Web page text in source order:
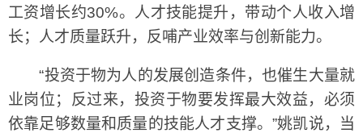
工资增长约30%。人才技能提升，带动个人收入增
长；人才质量跃升，反哺产业效率与创新能力。
“投资于物为人的发展创造条件，也催生大量就
业岗位；反过来，投资于物要发挥最大效益，必须
依靠足够数量和质量的技能人才支撑。”姚凯说，当